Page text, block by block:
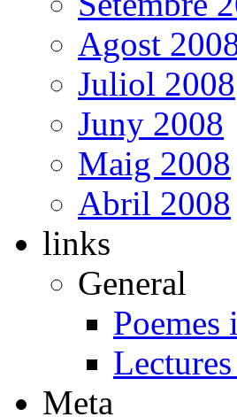
Agost
Juliol 2008
Juny 2008
Maig 2008
Abril 2008
links
General
Poemes
Meta